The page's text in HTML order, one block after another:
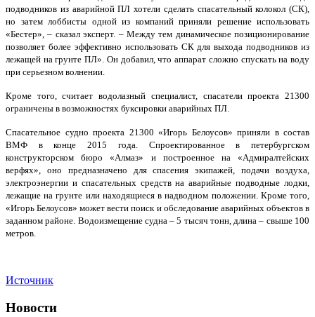
подводников из аварийной ПЛ хотели сделать спасательный колокол (СК),
но затем лоббисты одной из компаний приняли решение использовать
«Бестер», – сказал эксперт. – Между тем динамическое позиционирование
позволяет более эффективно использовать СК для выхода подводников из
лежащей на грунте ПЛ». Он добавил, что аппарат сложно спускать на воду
при серьезном волнении.
Кроме того, считает водолазный специалист, спасатели проекта 21300
ограничены в возможностях буксировки аварийных ПЛ.
Спасательное судно проекта 21300 «Игорь Белоусов» приняли в состав
ВМФ в конце 2015 года. Спроектированное в петербургском
конструкторском бюро «Алмаз» и построенное на «Адмиралтейских
верфях», оно предназначено для спасения экипажей, подачи воздуха,
электроэнергии и спасательных средств на аварийные подводные лодки,
лежащие на грунте или находящиеся в надводном положении. Кроме того,
«Игорь Белоусов» может вести поиск и обследование аварийных объектов в
заданном районе. Водоизмещение судна – 5 тысяч тонн, длина – свыше 100
метров.
Источник
Новости